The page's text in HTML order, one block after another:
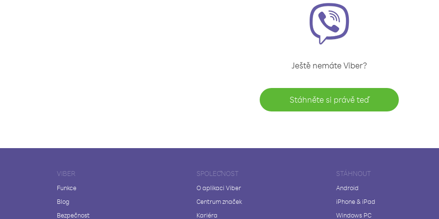
Ještě nemáte Viber?
Stáhněte si právě teď
VIBER
Funkce
Blog
Bezpečnost
SPOLEČNOST
O aplikaci Viber
Centrum značek
Kariéra
STÁHNOUT
Android
iPhone & iPad
Windows PC